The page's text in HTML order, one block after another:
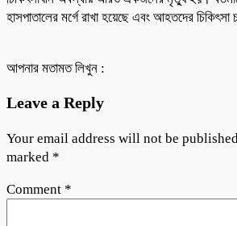
হাসপাতালের মর্গে রাখা হয়েছে এবং আহতদের চিকিৎসা
আপনার মতামত লিখুন :
Leave a Reply
Your email address will not be
marked *
Comment *